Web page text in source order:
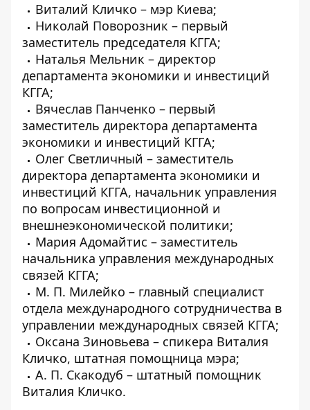
Виталий Кличко – мэр Киева;
Николай Поворозник – первый
заместитель председателя КГГА;
Наталья Мельник – директор
департамента экономики и инвестиций
КГГА;
Вячеслав Панченко – первый
заместитель директора департамента
экономики и инвестиций КГГА;
Олег Светличный – заместитель
директора департамента экономики и
инвестиций КГГА, начальник управления
по вопросам инвестиционной и
внешнеэкономической политики;
Мария Адомайтис – заместитель
начальника управления международных
связей КГГА;
М. П. Милейко – главный специалист
отдела международного сотрудничества в
управлении международных связей КГГА;
Оксана Зиновьева – спикера Виталия
Кличко, штатная помощница мэра;
А. П. Скакодуб – штатный помощник
Виталия Кличко.